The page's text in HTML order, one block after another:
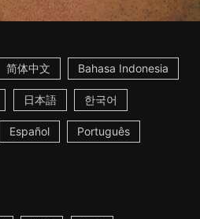
简体中文 Bahasa Indonesia
日本語 한국어
Español Português